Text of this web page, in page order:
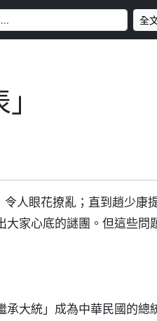
全
人眼花撩亂；直到趙少康
家心底的謎團。但這些問
大統」成為中華民國的總